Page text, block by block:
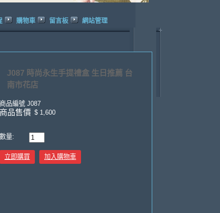
購物車 留言板 網站管理
J087 時尚永生手提禮盒 生日推薦 台
南市花店
商品編號 J087
商品售價 $ 1,600
數量:
立即購買 加入購物車